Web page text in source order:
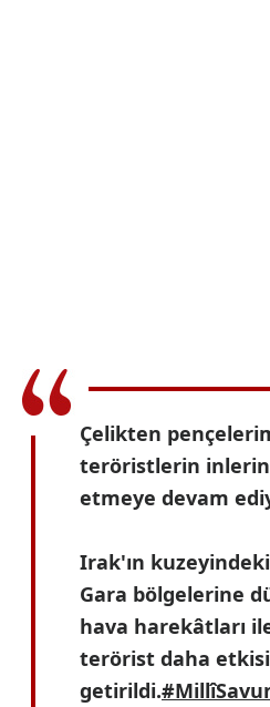
Çelikten
teröristlerin
etmeye devam
Irak'ın
Gara bölgelerine
hava harekâtları
terörist daha
getirildi.